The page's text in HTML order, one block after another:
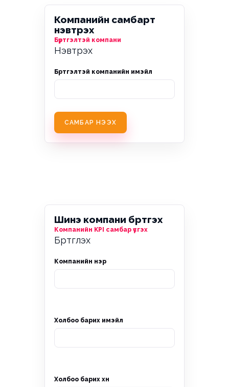
Компанийн самбарт
нэвтрэх
Бүртгэлтэй компани
Нэвтрэх
Бүртгэлтэй компанийн имэйл
САМБАР НЭЭХ
Шинэ компани бүртгэх
Компанийн KPI самбар үүсгэх
Бүртгүүлэх
Компанийн нэр
Холбоо барих имэйл
Холбоо барих хүн